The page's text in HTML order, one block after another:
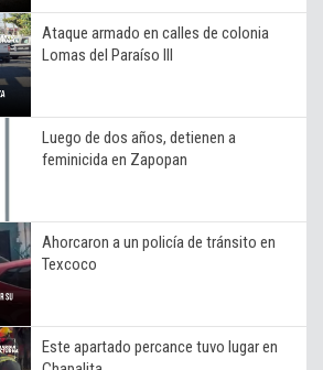
Ataque armado en calles de colonia
Lomas del Paraíso III
Luego de dos años, detienen a
feminicida en Zapopan
Ahorcaron a un policía de tránsito en
Texcoco
Este apartado percance tuvo lugar en